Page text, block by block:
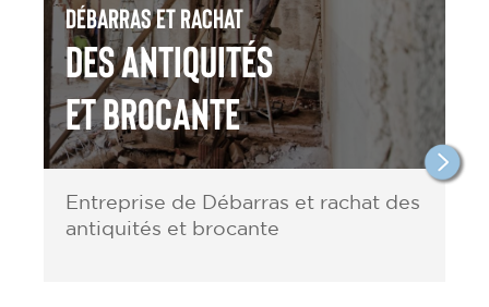
Débarras et rachat
des antiquités
et brocante
Entreprise de Débarras et rachat des
antiquités et brocante